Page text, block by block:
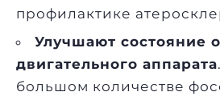
профилактике
Улучшают состояние
двигательного аппарата
большом количестве